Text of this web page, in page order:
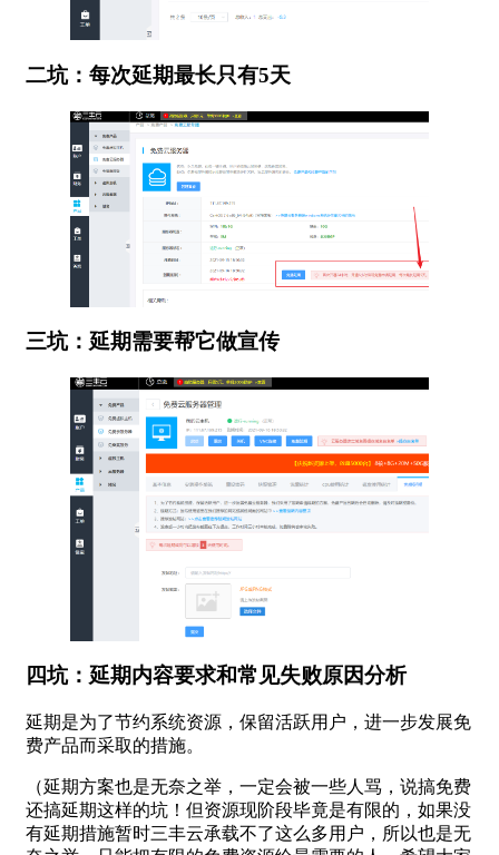
二坑：每次延期最长只有5天
三坑：延期需要帮它做宣传
四坑：延期内容要求和常见失败原因分析
延期是为了节约系统资源，保留活跃用户，进一步发展免
费产品而采取的措施。
（延期方案也是无奈之举，一定会被一些人骂，说搞免费
还搞延期这样的坑！但资源现阶段毕竟是有限的，如果没
有延期措施暂时三丰云承载不了这么多用户，所以也是无